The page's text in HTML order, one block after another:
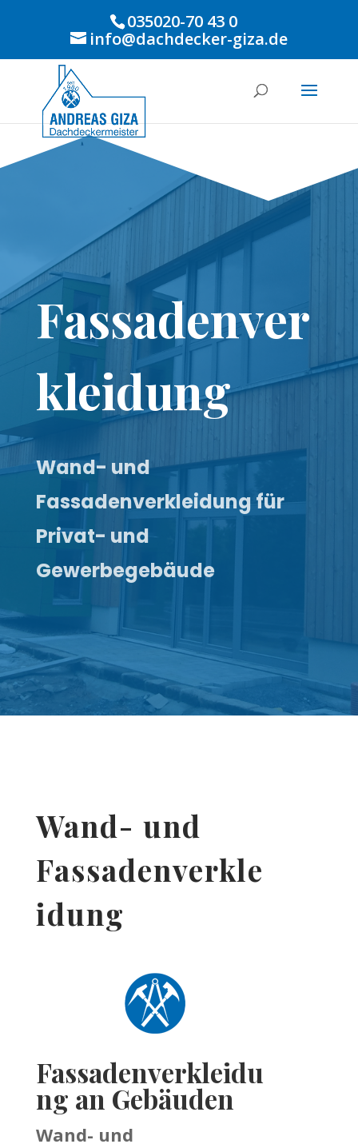
035020-70 43 0
info@dachdecker-giza.de
Fassadenver
kleidung
Wand- und
Fassadenverkleidung für
Privat- und
Gewerbegebäude
Wand- und
Fassadenverkle
idung
Fassadenverkleidu
ng an Gebäuden
Wand- und